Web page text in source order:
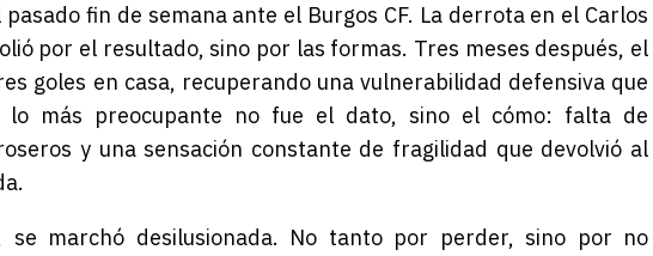
fin de semana ante el Burgos CF. La derrota en el Carlos
por el resultado, sino por las formas. Tres meses después, el
goles en casa, recuperando una vulnerabilidad defensiva que
lo más preocupante no fue el dato, sino el cómo: falta de
y una sensación constante de fragilidad que devolvió al
se marchó desilusionada. No tanto por perder, sino por no